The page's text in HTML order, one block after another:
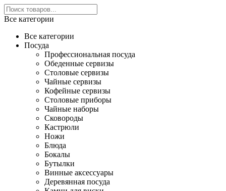
Все категории
Все категории
Посуда
Профессиональная посуда
Обеденные сервизы
Столовые сервизы
Чайные сервизы
Кофейные сервизы
Столовые приборы
Чайные наборы
Сковороды
Кастрюли
Ножи
Блюда
Бокалы
Бутылки
Винные аксессуары
Деревянная посуда